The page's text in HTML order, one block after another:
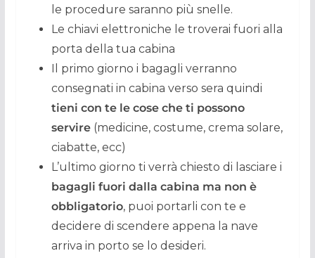
le procedure saranno più snelle.
Le chiavi elettroniche le troverai fuori alla
porta della tua cabina
Il primo giorno i bagagli verranno
consegnati in cabina verso sera quindi
tieni con te le cose che ti possono
servire(medicine, costume, crema solare,
ciabatte, ecc)
L’ultimo giorno ti verrà chiesto di lasciare i
bagagli fuori dalla cabina ma non è
obbligatorio, puoi portarli con te e
decidere di scendere appena la nave
arriva in porto se lo desideri.